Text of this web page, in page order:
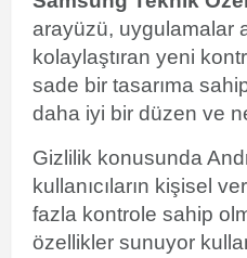
arayüzü, uygulamalar
kolaylaştıran yeni
sade bir tasarıma
daha iyi bir düzen ve
Gizlilik konusunda
kullanıcıların kişisel
fazla kontrole sahip
özellikler sunuyor